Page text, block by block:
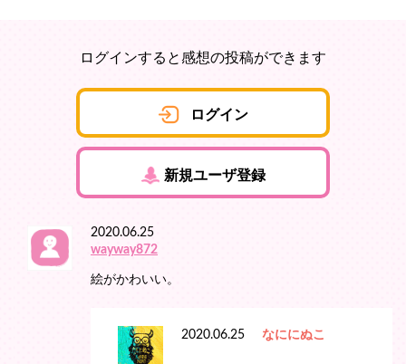
ログインすると感想の投稿ができます
ログイン
新規ユーザ登録
2020.06.25
wayway872
絵がかわいい。
2020.06.25 なににぬこ